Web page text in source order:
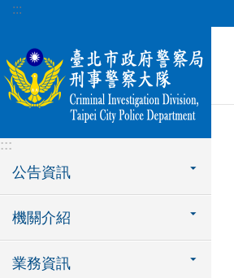
跳到主要內容區塊
:::
:::
公告資訊
機關介紹
業務資訊